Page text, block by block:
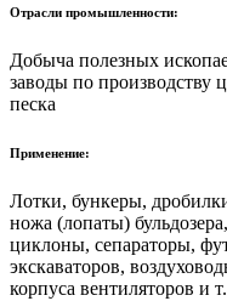
Отрасли промышленности:
Добыча полезных
заводы по производству
песка
Применение:
Лотки, бункеры,
ножа (лопаты)
циклоны, сепараторы,
экскаваторов,
корпуса вентиляторов и